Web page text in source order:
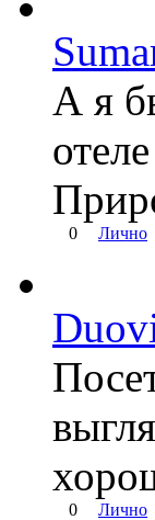
А я
0 Лично
0 Лично